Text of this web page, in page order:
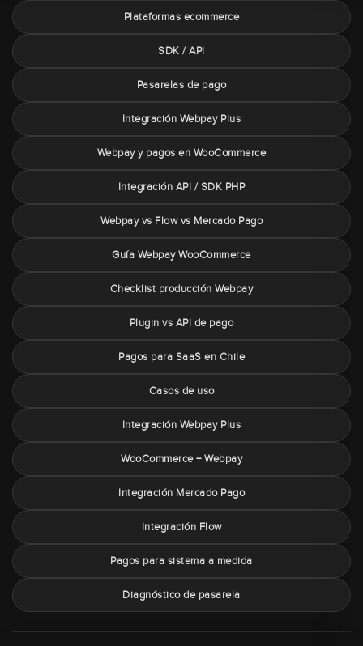
Plataformas ecommerce
SDK / API
Pasarelas de pago
Integración Webpay Plus
Webpay y pagos en WooCommerce
Integración API / SDK PHP
Webpay vs Flow vs Mercado Pago
Guía Webpay WooCommerce
Checklist producción Webpay
Plugin vs API de pago
Pagos para SaaS en Chile
Casos de uso
Integración Webpay Plus
WooCommerce + Webpay
Integración Mercado Pago
Integración Flow
Pagos para sistema a medida
Diagnóstico de pasarela